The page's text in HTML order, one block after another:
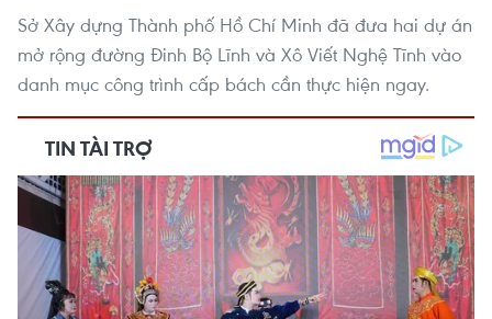
Sở Xây dựng Thành phố Hồ Chí Minh đã đưa hai dự án
mở rộng đường Đinh Bộ Lĩnh và Xô Viết Nghệ Tĩnh vào
danh mục công trình cấp bách cần thực hiện ngay.